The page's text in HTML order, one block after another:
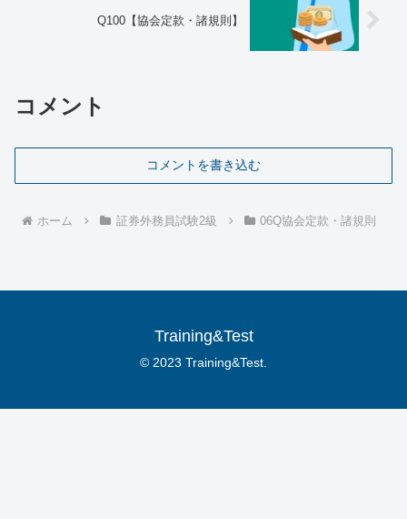
Q100【協会定款・諸規則】
コメント
コメントを書き込む
ホーム 証券外務員試験2級 06Q協会定款・諸規則
Training&Test
© 2023 Training&Test.